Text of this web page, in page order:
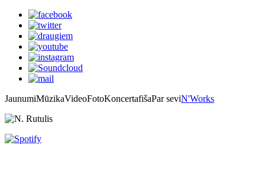
JaunumiMūzikaVideoFotoKoncertafišaPar seviN'Works